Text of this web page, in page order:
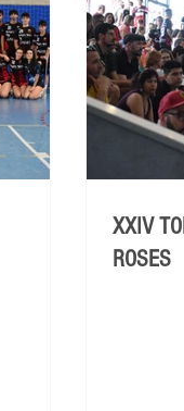
XXIV
ROSES